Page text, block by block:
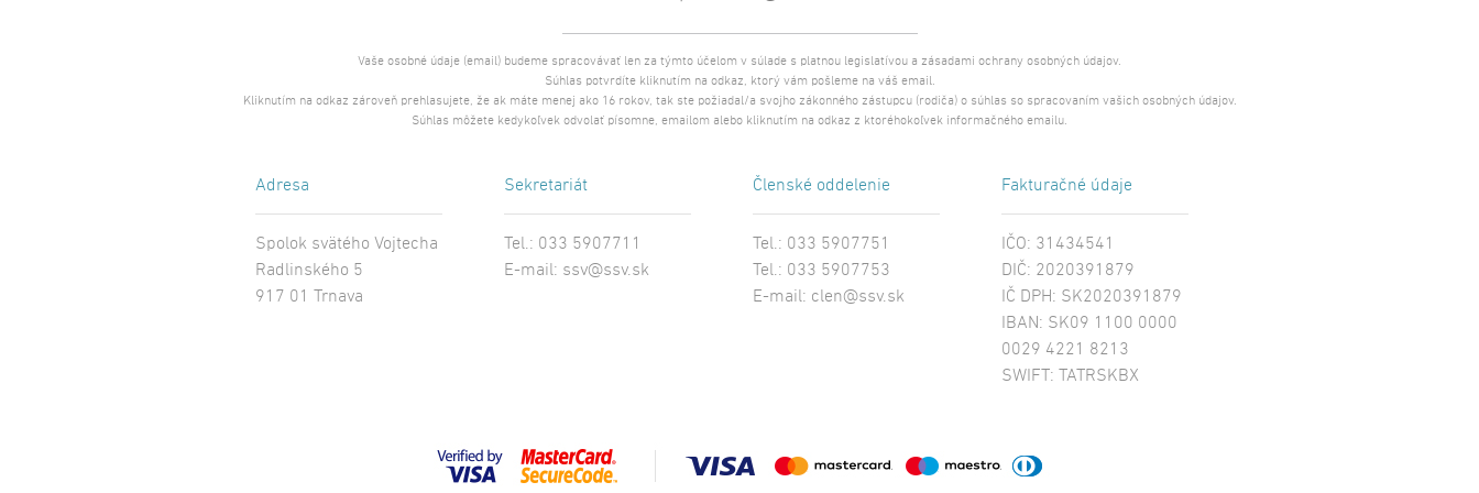
Vaše osobné údaje (email) budeme spracovávať len za týmto účelom v súlade s platnou legislatívou a zásadami ochrany osobných údajov.
Súhlas potvrdíte kliknutím na odkaz, ktorý vám pošleme na váš email.
Kliknutím na odkaz zároveň prehlasujete, že ak máte menej ako 16 rokov, tak ste požiadal/a svojho zákonného zástupcu (rodiča) o súhlas so spracovaním vašich osobných údajov.
Súhlas môžete kedykoľvek odvolať písomne, emailom alebo kliknutím na odkaz z ktoréhokoľvek informačného emailu.
Adresa
Spolok svätého Vojtecha
Radlinského 5
917 01 Trnava
Sekretariát
Tel.: 033 5907711
E-mail: ssv@ssv.sk
Členské oddelenie
Tel.: 033 5907751
Tel.: 033 5907753
E-mail: clen@ssv.sk
Fakturačné údaje
IČO: 31434541
DIČ: 2020391879
IČ DPH: SK2020391879
IBAN: SK09 1100 0000
0029 4221 8213
SWIFT: TATRSKBX